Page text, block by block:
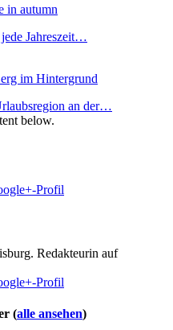
jede Jahreszeit…
an der…
below.
Redakteurin auf
(alle ansehen)